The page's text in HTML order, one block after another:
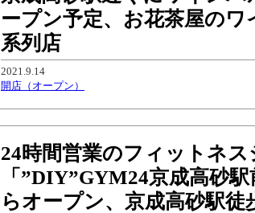
ープン予定、お花茶屋のワ
系列店
2021.9.14
開店（オープン）
24時間営業のフィットネス
「”DIY”GYM24京成高砂
らオープン、京成高砂駅徒